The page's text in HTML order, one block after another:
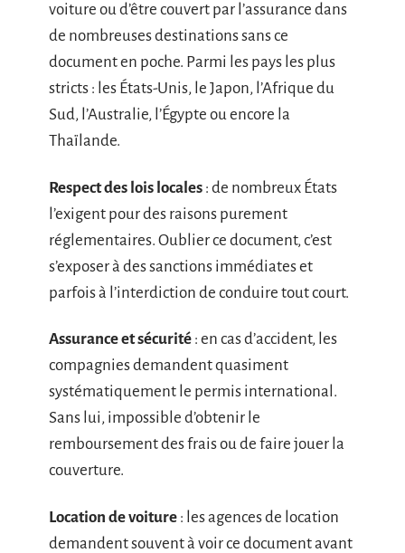
voiture ou d’être couvert par l’assurance dans
de nombreuses destinations sans ce
document en poche. Parmi les pays les plus
stricts : les États-Unis, le Japon, l’Afrique du
Sud, l’Australie, l’Égypte ou encore la
Thaïlande.
Respect des lois locales : de nombreux États
l’exigent pour des raisons purement
réglementaires. Oublier ce document, c’est
s’exposer à des sanctions immédiates et
parfois à l’interdiction de conduire tout court.
Assurance et sécurité : en cas d’accident, les
compagnies demandent quasiment
systématiquement le permis international.
Sans lui, impossible d’obtenir le
remboursement des frais ou de faire jouer la
couverture.
Location de voiture : les agences de location
demandent souvent à voir ce document avant